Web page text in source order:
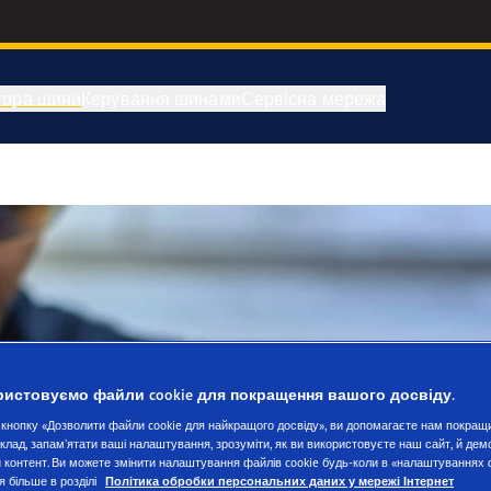
файли cookie для покращення вашого досвіду.
«Дозволити файли cookie для найкращого досвіду», ви допомагаєте нам
запам’ятати ваші налаштування, зрозуміти, як ви використовуєте наш сайт, й
контент. Ви можете змінити налаштування файлів cookie будь-коли в «налаштуваннях
більше в розділі Політика обробки персональних даних у мережі Інтернет